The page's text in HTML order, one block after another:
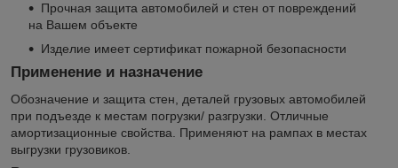
Прочная защита автомобилей и стен от повреждений
на Вашем объекте
Изделие имеет сертификат пожарной безопасности
Применение и назначение
Обозначение и защита стен, деталей грузовых автомобилей
при подъезде к местам погрузки/ разгрузки. Отличные
амортизационные свойства. Применяют на рампах в местах
выгрузки грузовиков.